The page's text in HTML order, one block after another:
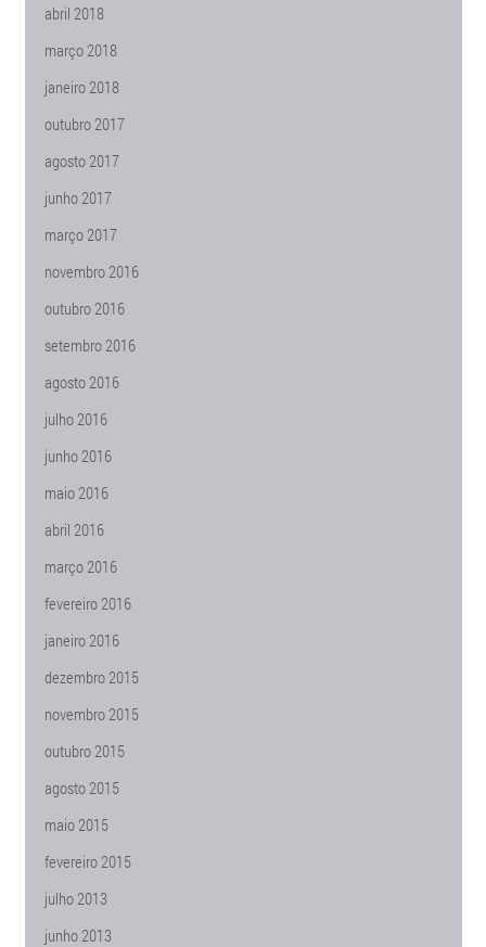
abril 2018
março 2018
janeiro 2018
outubro 2017
agosto 2017
junho 2017
março 2017
novembro 2016
outubro 2016
setembro 2016
agosto 2016
julho 2016
junho 2016
maio 2016
abril 2016
março 2016
fevereiro 2016
janeiro 2016
dezembro 2015
novembro 2015
outubro 2015
agosto 2015
maio 2015
fevereiro 2015
julho 2013
junho 2013